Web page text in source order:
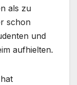
als zu
schon
und
aufhielten.